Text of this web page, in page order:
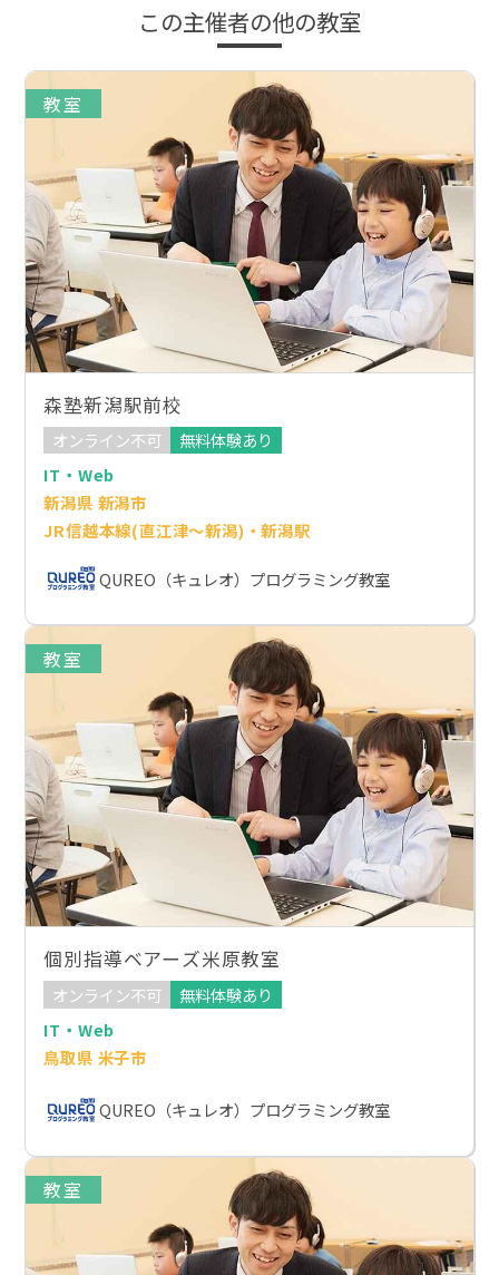
この主催者の他の教室
教室
森塾新潟駅前校
オンライン不可
無料体験あり
IT・Web
新潟県 新潟市
JR信越本線(直江津～新潟)・新潟駅
QUREO（キュレオ）プログラミング教室
教室
個別指導ベアーズ米原教室
オンライン不可
無料体験あり
IT・Web
鳥取県 米子市
QUREO（キュレオ）プログラミング教室
教室